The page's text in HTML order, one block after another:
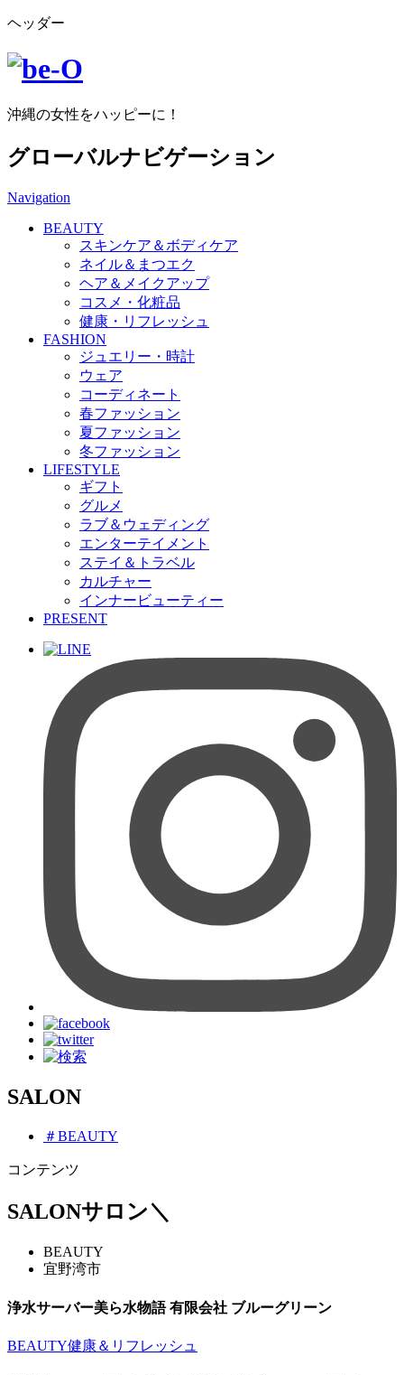
ヘッダー
沖縄の女性をハッピーに！
グローバルナビゲーション
Navigation
BEAUTY
スキンケア＆ボディケア
ネイル＆まつエク
ヘア＆メイクアップ
コスメ・化粧品
健康・リフレッシュ
FASHION
ジュエリー・時計
ウェア
コーディネート
春ファッション
夏ファッション
冬ファッション
LIFESTYLE
ギフト
グルメ
ラブ＆ウェディング
エンターテイメント
ステイ＆トラベル
カルチャー
インナービューティー
PRESENT
SALON
＃BEAUTY
コンテンツ
SALONサロン＼
BEAUTY
宜野湾市
浄水サーバー美ら水物語 有限会社 ブルーグリーン
BEAUTY健康＆リフレッシュ